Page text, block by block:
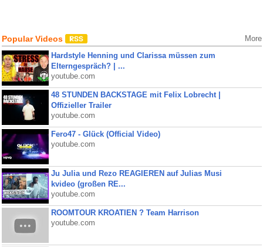
Popular Videos More
Hardstyle Henning und Clarissa müssen zum
Elterngespräch? | ...
youtube.com
48 STUNDEN BACKSTAGE mit Felix Lobrecht |
Offizieller Trailer
youtube.com
Fero47 - Glück (Official Video)
youtube.com
Ju Julia und Rezo REAGIEREN auf Julias Musi
kvideo (großen RE...
youtube.com
ROOMTOUR KROATIEN ? Team Harrison
youtube.com